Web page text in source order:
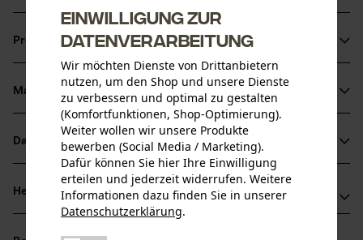
Leichter gegenüber Vollstahl-Führungsschienen
Durch die Siliziumstahl-Legierung sehr stabil
Mit praktischer Sperre, die das Schmiermittel nicht
entweichen lässt.
Produktinformationen
Produktdetails
Aktivitätstyp
Altersgruppe
Material & Pflege
Material
Hauptmaterial
Datenblätter
Produktsicherheitsdatenblatt (PDF)
Herstellerinformationen
Einwilligung zur
Datenverarbeitung
Wir möchten Dienste von Drittanbietern
nutzen, um den Shop und unsere Dienste
zu verbessern und optimal zu gestalten
(Komfortfunktionen, Shop-Optimierung).
Weiter wollen wir unsere Produkte
bewerben (Social Media / Marketing).
Dafür können Sie hier Ihre Einwilligung
erteilen und jederzeit widerrufen. Weitere
Informationen dazu finden Sie in unserer
Datenschutzerklärung.